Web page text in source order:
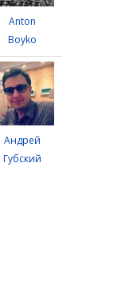
Anton
Boyko
Андрей
Губский